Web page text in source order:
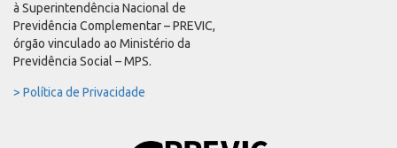
à Superintendência Nacional de
Previdência Complementar – PREVIC,
órgão vinculado ao Ministério da
Previdência Social – MPS.
> Política de Privacidade